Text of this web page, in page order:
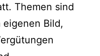
Themen sind
Bild,